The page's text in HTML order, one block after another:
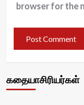
browser for the
கதையாசிரியர்கள்